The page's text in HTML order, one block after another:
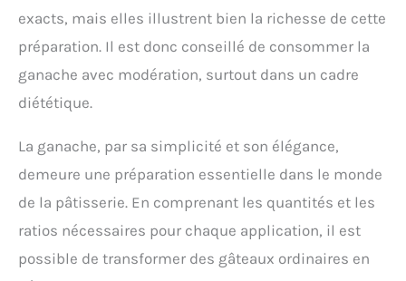
exacts, mais elles illustrent bien la richesse de cette
préparation. Il est donc conseillé de consommer la
ganache avec modération, surtout dans un cadre
diététique.
La ganache, par sa simplicité et son élégance,
demeure une préparation essentielle dans le monde
de la pâtisserie. En comprenant les quantités et les
ratios nécessaires pour chaque application, il est
possible de transformer des gâteaux ordinaires en